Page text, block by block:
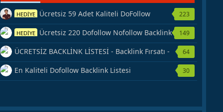
HEDİYE Ücretsiz 59 Adet Kaliteli DoFollow
Backlink Kaynağı Veriyorum.
223
HEDİYE Ücretsiz 220 Dofollow Nofollow Backlink
Veriyorum
149
ÜCRETSİZ BACKLİNK LİSTESİ - Backlink Fırsatı -
Hemen Yetiş!
64
En Kaliteli Dofollow Backlink Listesi 30